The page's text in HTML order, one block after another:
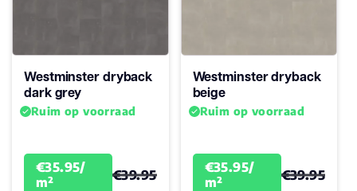
Westminster dryback
dark grey
Ruim op voorraad
€35.95/
m²
€39.95
Westminster dryback
beige
Ruim op voorraad
€35.95/
m²
€39.95